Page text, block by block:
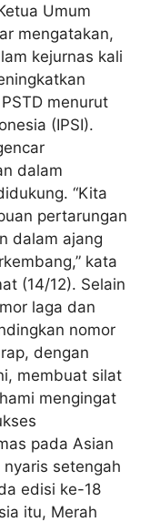
Umum
mengatakan,
kejurnas kali
menurut
(IPSI).
dalam
“Kita
pertarungan
dalam ajang
kata
(14/12). Selain
laga dan
nomor
dengan
membuat silat
mengingat
pada Asian
setengah
edisi ke-18
itu, Merah